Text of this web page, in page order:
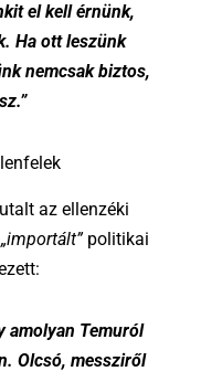
el kell érnünk,
Ha ott leszünk
nemcsak biztos,
az ellenzéki
„importált”politikai
amolyan Temuról
Olcsó, messziről